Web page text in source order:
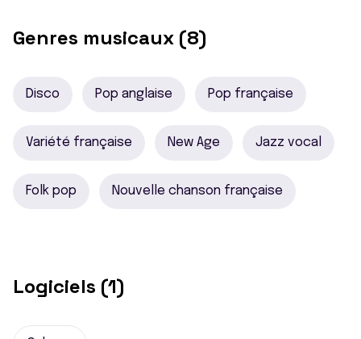
Genres musicaux (8)
Disco Pop anglaise Pop française
Variété française New Age Jazz vocal
Folk pop Nouvelle chanson française
Logiciels (1)